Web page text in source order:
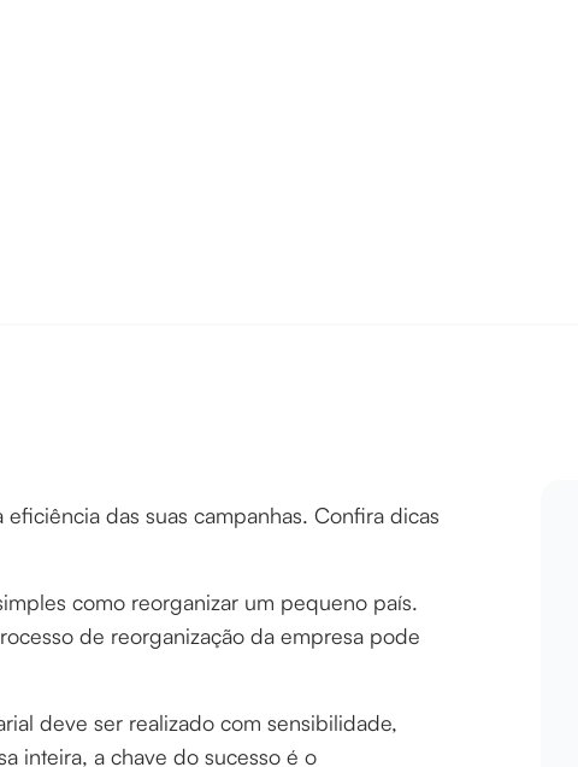
das suas campanhas. Confira dicas
como reorganizar um pequeno país.
de reorganização da empresa pode
deve ser realizado com sensibilidade,
inteira, a chave do sucesso é o